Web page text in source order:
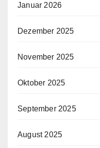
Januar 2026
Dezember 2025
November 2025
Oktober 2025
September 2025
August 2025